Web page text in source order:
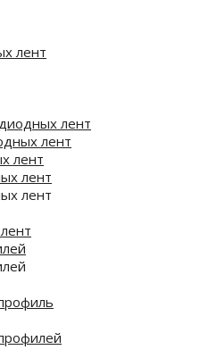
лент
лент
лент
лент
лент
лент